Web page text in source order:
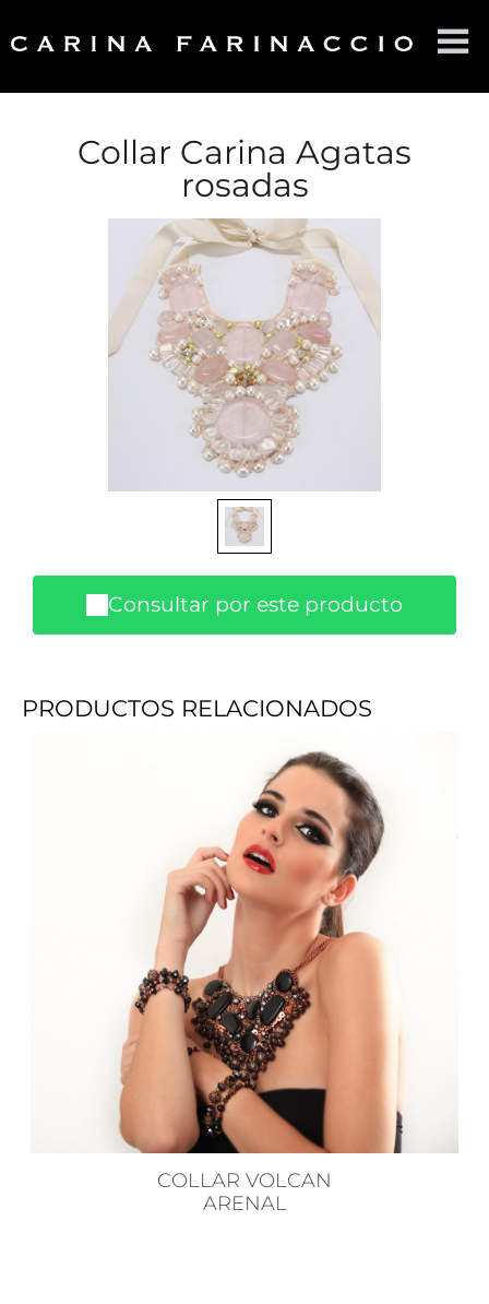
HOME
PRODUCTOS
CONTACTO
Consultar por este producto
Collar Carina Agatas
rosadas
PRODUCTOS RELACIONADOS
COLLAR VOLCAN
ARENAL